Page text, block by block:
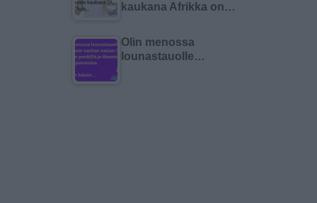
kaukana Afrikka on…
Olin menossa
lounastauolle…